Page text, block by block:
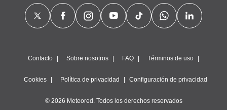
Contacto Sobre nosotros FAQ Términos de uso
Cookies Política de privacidad Configuración de privacidad
© 2026 Meteored. Todos los derechos reservados